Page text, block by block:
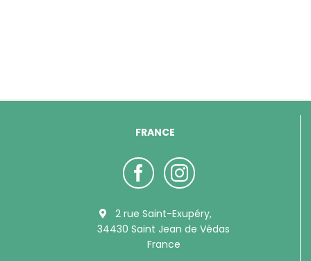
FRANCE
2 rue Saint-Exupéry,
34430 Saint Jean de Védas
France